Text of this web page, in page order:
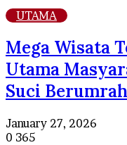
UTAMA
Mega Wisata
Utama
Suci
January 27, 2026
0 365